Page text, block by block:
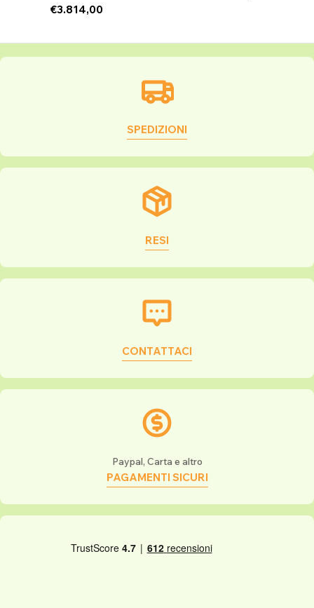
Prezzo
€3.814,00
SPEDIZIONI
RESI
CONTATTACI
Paypal, Carta e altro
PAGAMENTI SICURI